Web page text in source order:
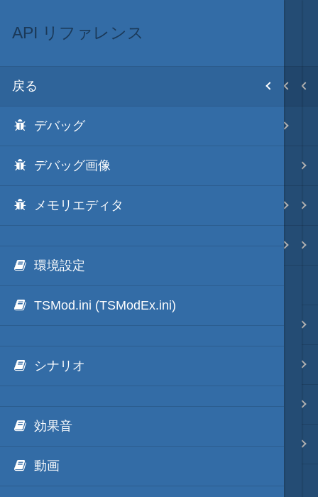
目次
改造目録
武将データ
MOD･開発環境
TSMod
ScenarioMod
ScenarioMod
ScenarioModキット
ScenarioMod 更新履歴
ScenarioModのラーニング
ScenarioModのリファレンス
戻る
API リファレンス
API リファレンス
戻る
デバッグ
デバッグ画像
メモリエディタ
環境設定
TSMod.ini (TSModEx.ini)
シナリオ
効果音
動画
イベントハンドラ一覧
イベントハンドラ
外部Luaテキストデータ